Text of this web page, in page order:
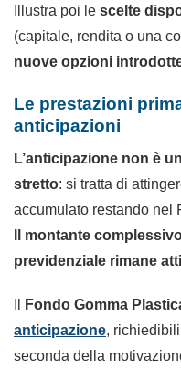
Illustra poi le scelte
(capitale, rendita o una
nuove opzioni
Le prestazioni
anticipazioni
L’anticipazione non è
stretto: si tratta di
accumulato restando nel
Il montante
previdenziale rimane
Fondo Gomma
anticipazione,
seconda della